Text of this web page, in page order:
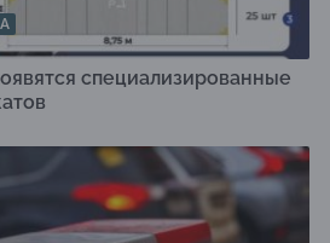
специализированные